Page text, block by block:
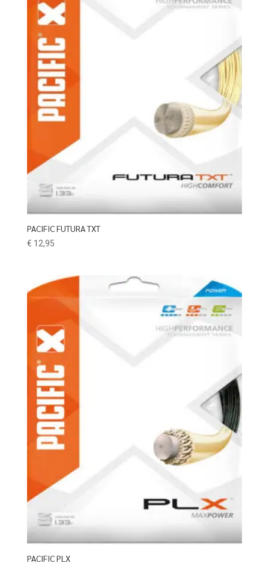
PACIFIC FUTURA TXT
€ 12,95
PACIFIC PLX